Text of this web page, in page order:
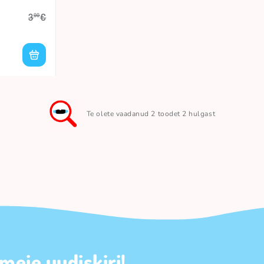
300€
Te olete vaadanud 2 toodet 2 hulgast